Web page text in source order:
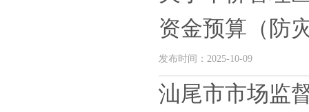
资金预算（防
发布时间：2025-10-09
汕尾市市场监